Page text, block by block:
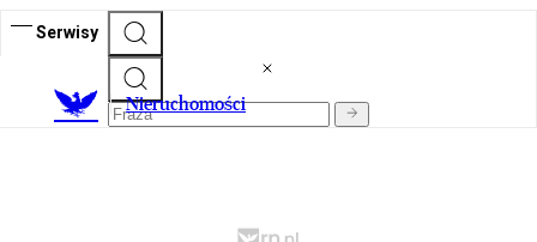
Serwisy
Nieruchomości